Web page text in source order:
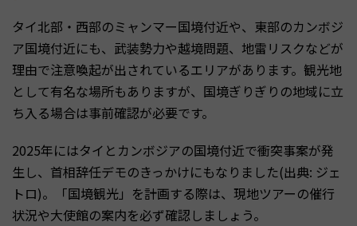
タイ北部・西部のミャンマー国境付近や、東部のカンボジ
ア国境付近にも、武装勢力や越境問題、地雷リスクなどが
理由で注意喚起が出されているエリアがあります。観光地
として有名な場所もありますが、国境ぎりぎりの地域に立
ち入る場合は事前確認が必要です。
2025年にはタイとカンボジアの国境付近で衝突事案が発
生し、首相辞任デモのきっかけにもなりました(出典: ジェ
トロ)。「国境観光」を計画する際は、現地ツアーの催行
状況や大使館の案内を必ず確認しましょう。